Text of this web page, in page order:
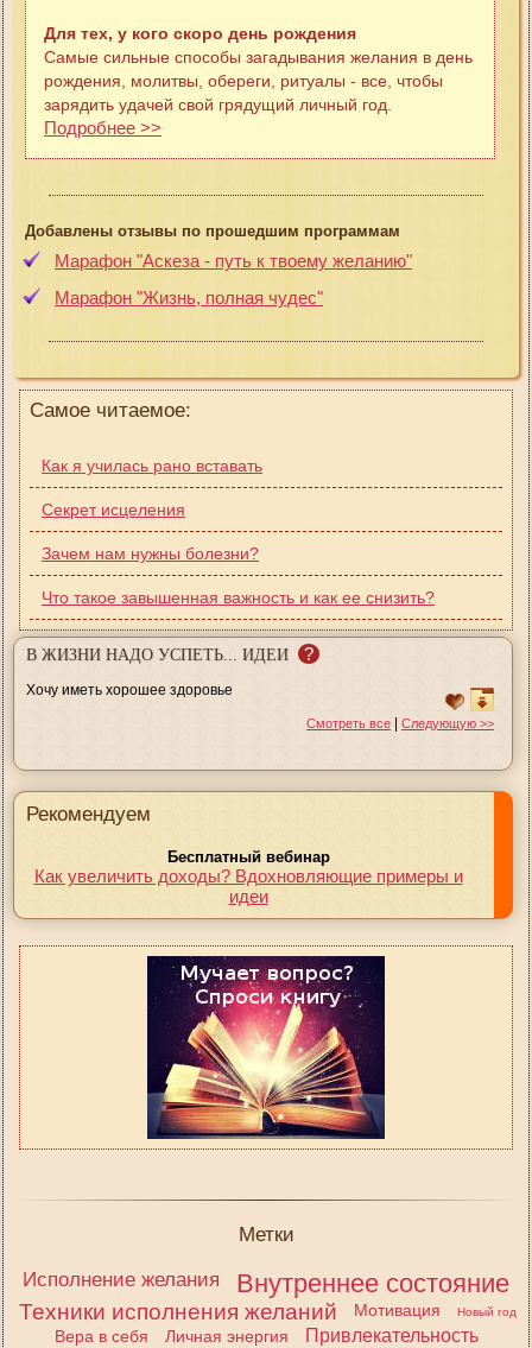
Для тех, у кого скоро день рождения
Самые сильные способы загадывания желания в день
рождения, молитвы, обереги, ритуалы - все, чтобы
зарядить удачей свой грядущий личный год.
Подробнее >>
Добавлены отзывы по прошедшим программам
Марафон "Аскеза - путь к твоему желанию"
Марафон "Жизнь, полная чудес"
Самое читаемое:
Как я училась рано вставать
Секрет исцеления
Зачем нам нужны болезни?
Что такое завышенная важность и как ее снизить?
В ЖИЗНИ НАДО УСПЕТЬ... ИДЕИ ?
Хочу иметь хорошее здоровье
Смотреть все | Следующую >>
Рекомендуем
Бесплатный вебинар
Как увеличить доходы? Вдохновляющие примеры и
идеи
Метки
Исполнение желания
Внутреннее состояние
Техники исполнения желаний Мотивация Новый год
Вера в себя Личная энергия
Привлекательность